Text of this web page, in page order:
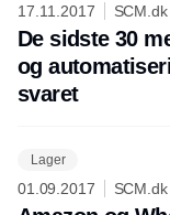
17.11.2017 SCM.dk
De sidste 30
og
svaret
Lager
01.09.2017 SCM.dk